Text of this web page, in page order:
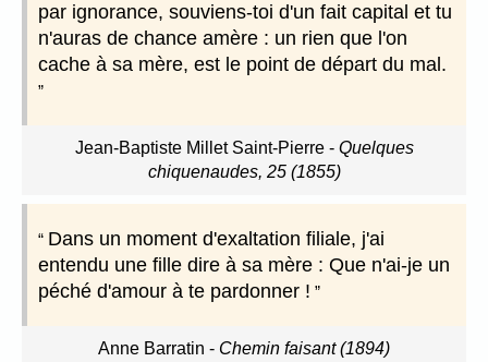
par ignorance, souviens-toi d'un fait capital et tu
n'auras de chance amère : un rien que l'on
cache à sa mère, est le point de départ du mal.
Jean-Baptiste Millet Saint-Pierre- Quelques
chiquenaudes, 25 (1855)
Dans un moment d'exaltation filiale, j'ai
entendu une fille dire à sa mère : Que n'ai-je un
péché d'amour à te pardonner !
Anne Barratin - Chemin faisant (1894)